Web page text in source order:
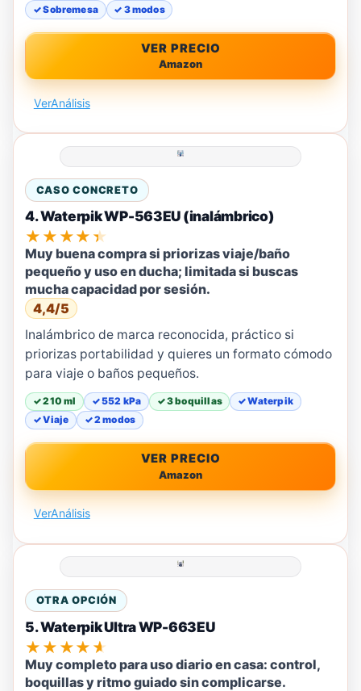
✓ Sobremesa
✓ 3 modos
VER PRECIO
Amazon
VerAnálisis
CASO CONCRETO
4. Waterpik WP-563EU (inalámbrico)
★★★★★
Muy buena compra si priorizas viaje/baño
pequeño y uso en ducha; limitada si buscas
mucha capacidad por sesión.
4,4/5
Inalámbrico de marca reconocida, práctico si
priorizas portabilidad y quieres un formato cómodo
para viaje o baños pequeños.
✓ 210 ml ✓ 552 kPa ✓ 3 boquillas
✓ Waterpik
✓ Viaje
✓ 2 modos
VER PRECIO
Amazon
VerAnálisis
OTRA OPCIÓN
5. Waterpik Ultra WP-663EU
★★★★★
Muy completo para uso diario en casa: control,
boquillas y ritmo guiado sin complicarse.